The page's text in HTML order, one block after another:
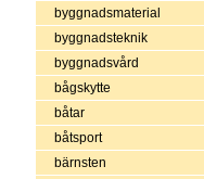
byggnadsmaterial
byggnadsteknik
byggnadsvård
bågskytte
båtar
båtsport
bärnsten